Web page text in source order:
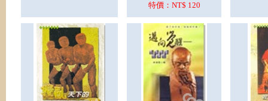
特價：NT$ 120